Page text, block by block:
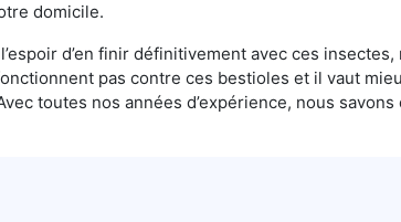
domicile.
d’en finir définitivement avec ces insectes,
pas contre ces bestioles et il vaut
toutes nos années d’expérience, nous